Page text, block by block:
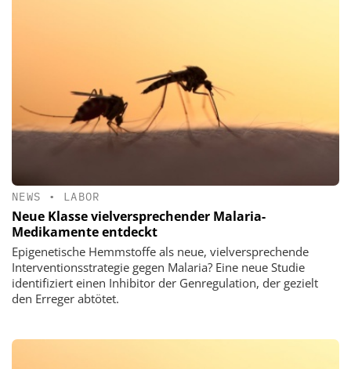
NEWS • LABOR
Neue Klasse vielversprechender Malaria-
Medikamente entdeckt
Epigenetische Hemmstoffe als neue, vielversprechende
Interventionsstrategie gegen Malaria? Eine neue Studie
identifiziert einen Inhibitor der Genregulation, der gezielt
den Erreger abtötet.